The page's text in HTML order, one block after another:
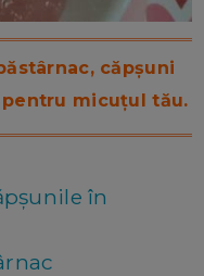
căpșuni
micuțul tău.
în